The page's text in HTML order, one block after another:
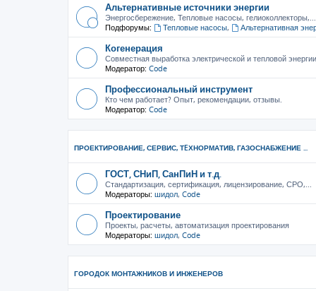
Альтернативные источники энергии
Энергосбережение, Тепловые насосы, гелиоколлекторы,...
Подфорумы:
Тепловые насосы, Альтернативная
Когенерация
Совместная выработка электрической и тепловой энергии
Модератор: Code
Профессиональный инструмент
Кто чем работает? Опыт, рекомендации, отзывы.
Модератор: Code
ПРОЕКТИРОВАНИЕ, СЕРВИС, ТEХНОРМАТИВ, ГАЗОСНАБЖЕНИЕ ...
ГОСТ, СНиП, СанПиН и т.д.
Стандартизация, сертификация, лицензирование, СРО,...
Модераторы: шидол, Code
Проектирование
Проекты, расчеты, автоматизация проектирования
Модераторы: шидол, Code
ГОРОДОК МОНТАЖНИКОВ И ИНЖЕНЕРОВ